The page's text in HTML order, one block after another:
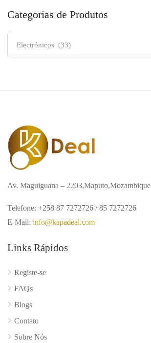
Categorias de Produtos
Electrónicos (33)
Av. Maguiguana – 2203,Maputo,Mozambique
Telefone: +258 87 7272726 / 85 7272726
E-Mail: info@kapadeal.com
Links Rápidos
Registe-se
FAQs
Blogs
Contato
Sobre Nós